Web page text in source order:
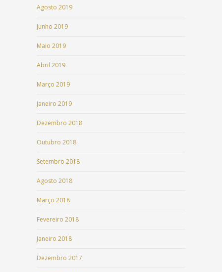
Agosto 2019
Junho 2019
Maio 2019
Abril 2019
Março 2019
Janeiro 2019
Dezembro 2018
Outubro 2018
Setembro 2018
Agosto 2018
Março 2018
Fevereiro 2018
Janeiro 2018
Dezembro 2017